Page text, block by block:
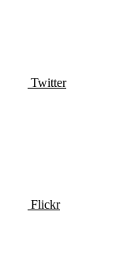
Twitter
Flickr